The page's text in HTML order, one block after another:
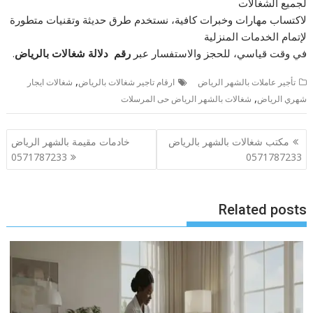
لاكتساب مهارات وخبرات كافية، نستخدم طرق حديثة وتقنيات متطورة
لإتمام الخدمات المنزلية
في وقت قياسي، للحجز والاستفسار عبررقم دلالة شغالات بالرياض.
تأجير عاملات بالشهر الرياض ارقام تاجير شغالات بالرياض, شغالات ايجار
شهري الرياض, شغالات بالشهر الرياض حى المرسلات
تصفّح
المقالات
مكتب شغالات بالشهر بالرياض
0571787233
خادمات مقيمة بالشهر الرياض
0571787233
Related posts